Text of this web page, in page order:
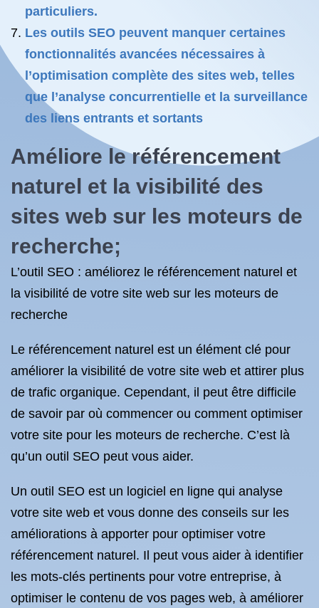
particuliers.
Les outils SEO peuvent manquer certaines
fonctionnalités avancées nécessaires à
l’optimisation complète des sites web, telles
que l’analyse concurrentielle et la surveillance
des liens entrants et sortants
Améliore le référencement
naturel et la visibilité des
sites web sur les moteurs de
recherche;
L’outil SEO : améliorez le référencement naturel et
la visibilité de votre site web sur les moteurs de
recherche
Le référencement naturel est un élément clé pour
améliorer la visibilité de votre site web et attirer plus
de trafic organique. Cependant, il peut être difficile
de savoir par où commencer ou comment optimiser
votre site pour les moteurs de recherche. C’est là
qu’un outil SEO peut vous aider.
Un outil SEO est un logiciel en ligne qui analyse
votre site web et vous donne des conseils sur les
améliorations à apporter pour optimiser votre
référencement naturel. Il peut vous aider à identifier
les mots-clés pertinents pour votre entreprise, à
optimiser le contenu de vos pages web, à améliorer